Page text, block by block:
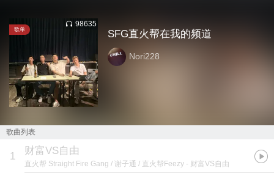
歌单
98635
SFG直火帮在我的频道
Nori228
歌曲列表
1 财富VS自由
直火帮 Straight Fire Gang / 谢子通 / 直火帮Feezy - 财富VS自由